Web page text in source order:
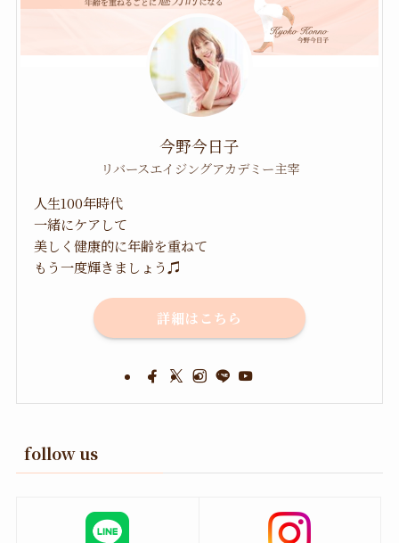
今野今日子
リバースエイジングアカデミー主宰
人生100年時代
一緒にケアして
美しく健康的に年齢を重ねて
もう一度輝きましょう♫
詳細はこちら
follow us